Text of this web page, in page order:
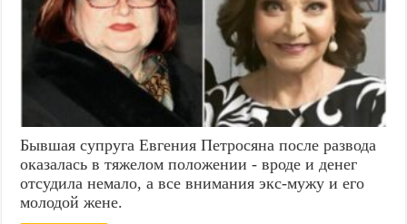
Бывшая супруга Евгения Петросяна после развода
оказалась в тяжелом положении - вроде и денег
отсудила немало, а все внимания экс-мужу и его
молодой жене.